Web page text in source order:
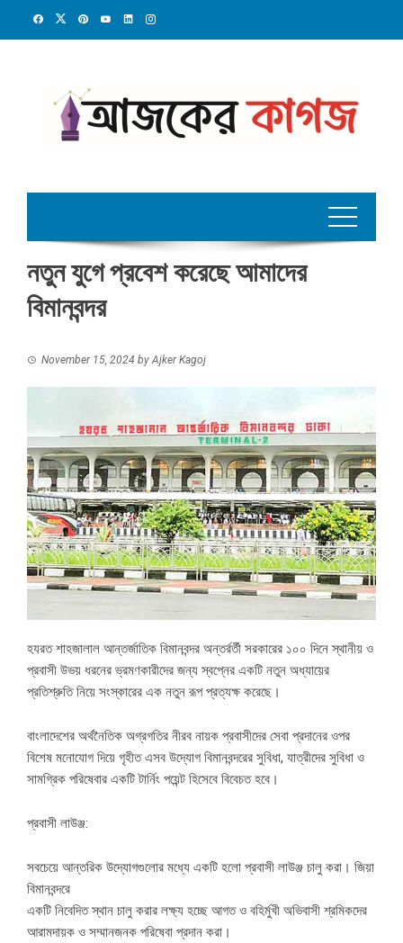
নতুন যুগে প্রবেশ করেছে আমাদের
বিমানবন্দর
November 15, 2024 byAjker Kagoj
হযরত শাহজালাল আন্তর্জাতিক বিমানবন্দর অন্তর্রর্তী সরকারের ১০০ দিনে স্থানীয় ও
প্রবাসী উভয় ধরনের ভ্রমণকারীদের জন্য স্বপ্নের একটি নতুন অধ্যায়ের
প্রতিশ্রুতি নিয়ে সংস্কারের এক নতুন রূপ প্রত্যক্ষ করেছে।
বাংলাদেশের অর্থনৈতিক অগ্রগতির নীরব নায়ক প্রবাসীদের সেবা প্রদানের ওপর
বিশেষ মনোযোগ দিয়ে গৃহীত এসব উদ্যোগ বিমানবন্দরের সুবিধা, যাত্রীদের সুবিধা ও
সামগ্রিক পরিষেবার একটি টার্নিং পয়েন্ট হিসেবে বিবেচত হবে।
প্রবাসী লাউঞ্জ:
সবচেয়ে আন্তরিক উদ্যোগগুলোর মধ্যে একটি হলো প্রবাসী লাউঞ্জ চালু করা। জিয়া
বিমানবন্দরে
একটি নিবেদিত স্থান চালু করার লক্ষ্য হচ্ছে আগত ও বহির্মুখী অভিবাসী শ্রমিকদের
আরামদায়ক ও সম্মানজনক পরিষেবা প্রদান করা।